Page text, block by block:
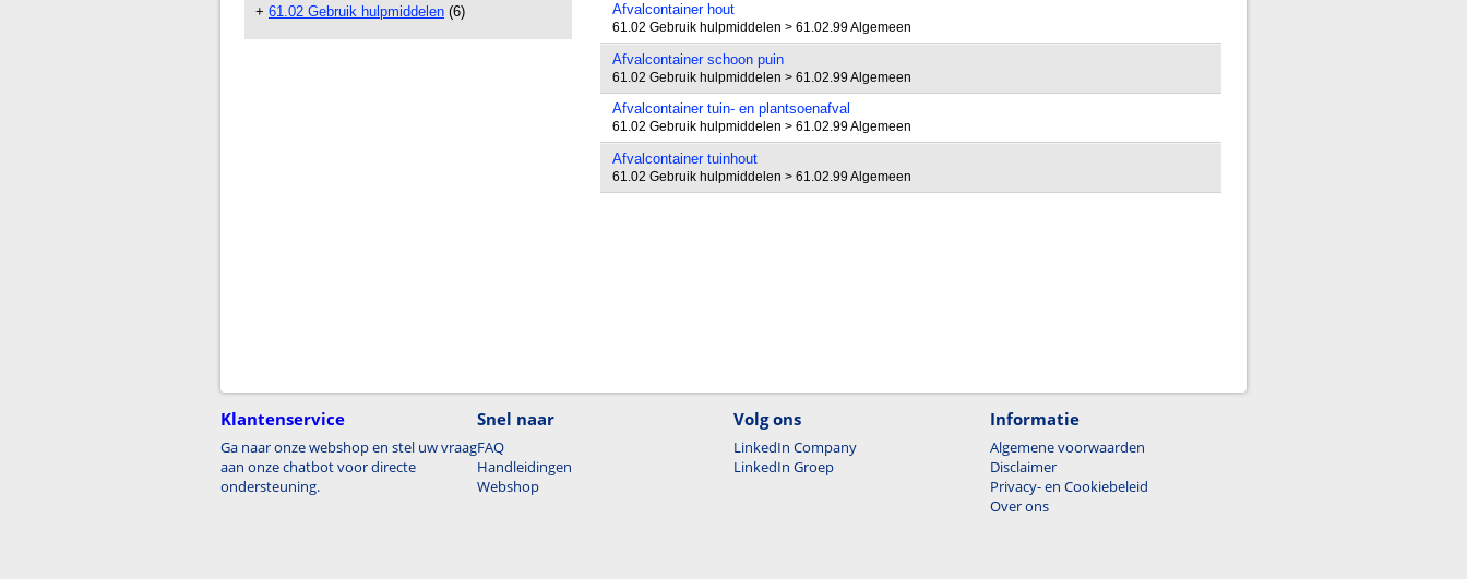
+ 61.02 Gebruik hulpmiddelen (6) Afvalcontainer hout
61.02 Gebruik hulpmiddelen > 61.02.99 Algemeen
Afvalcontainer schoon puin
61.02 Gebruik hulpmiddelen > 61.02.99 Algemeen
Afvalcontainer tuin- en plantsoenafval
61.02 Gebruik hulpmiddelen > 61.02.99 Algemeen
Afvalcontainer tuinhout
61.02 Gebruik hulpmiddelen > 61.02.99 Algemeen
Klantenservice
Ga naar onze webshop en stel uw vraag
aan onze chatbot voor directe
ondersteuning.
Snel naar
FAQ
Handleidingen
Webshop
Volg ons
LinkedIn Company
LinkedIn Groep
Informatie
Algemene voorwaarden
Disclaimer
Privacy- en Cookiebeleid
Over ons